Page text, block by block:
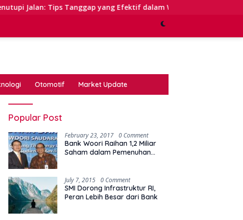
Tanggap yang Efektif dalam Waktu Keterbatasan
Otomotif Market Update
Popular Post
February 23, 2017 0 Comment
Bank Woori Raihan 1,2 Miliar
Saham dalam Pemenuhan
July 7, 2015 0 Comment
SMI Dorong Infrastruktur RI,
Peran Lebih Besar dari Bank